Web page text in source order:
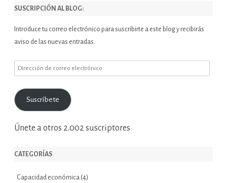
SUSCRIPCIÓN AL BLOG:
Introduce tu correo electrónico para suscribirte a este blog y recibirás
aviso de las nuevas entradas.
Dirección
de
correo
electrónico
Suscríbete
Únete a otros 2.002 suscriptores
CATEGORÍAS
Capacidad económica (4)